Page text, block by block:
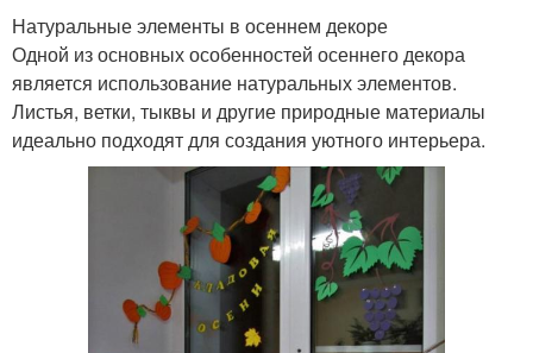
Натуральные элементы в осеннем декоре
Одной из основных особенностей осеннего декора
является использование натуральных элементов.
Листья, ветки, тыквы и другие природные материалы
идеально подходят для создания уютного интерьера.